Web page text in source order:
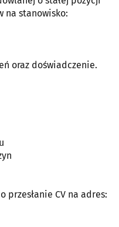
na stanowisko:
oraz doświadczenie.
przesłanie CV na adres: